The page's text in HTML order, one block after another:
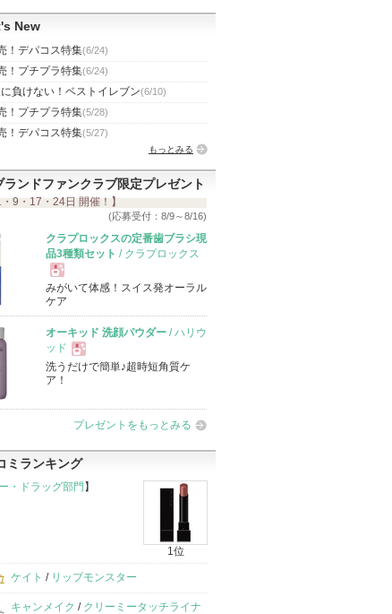
New
！デパコス特集(6/24)
！プチプラ特集(6/24)
負けない！ベストイレブン(6/10)
！プチプラ特集(5/28)
！デパコス特集(5/27)
もっとみる
ランドファンクラブ限定プレゼント
・9・17・24日 開催！】
(応募受付：8/9～8/16)
クラプロックスの定番歯ブラシ現
品3種類セット / クラプロックス
現
品
みがいて体感！スイス発オーラル
ケア
オーキッド 洗顔パウダー / ハリウ
ッド
現
品
洗うだけで簡単♪超時短角質ケ
ア！
プレゼントをもっとみる
ミランキング
・ドラッグ部門 】
1位
ケイト / リップモンスター
キャンメイク / クリーミータッチライナ